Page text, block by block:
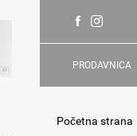
PRODAVNICA
Početna strana